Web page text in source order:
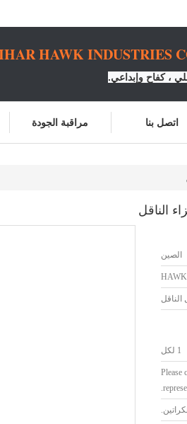
HAWK INDUSTRIES
، كفاح وإبداعي.
مراقبة الجودة اتصل بنا
الصين
HAWK
1 لكل
Please